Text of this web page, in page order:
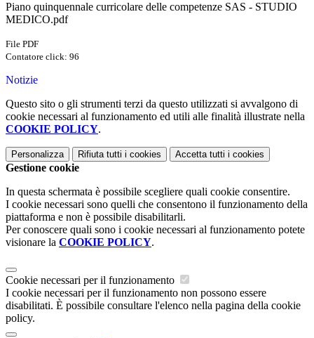
Piano quinquennale curricolare delle competenze SAS - STUDIO
MEDICO.pdf
File PDF
Contatore click: 96
Notizie
Questo sito o gli strumenti terzi da questo utilizzati si avvalgono di
cookie necessari al funzionamento ed utili alle finalità illustrate nella
COOKIE POLICY.
Personalizza Rifiuta tutti i cookies Accetta tutti i cookies
Gestione cookie
In questa schermata è possibile scegliere quali cookie consentire.
I cookie necessari sono quelli che consentono il funzionamento della
piattaforma e non è possibile disabilitarli.
Per conoscere quali sono i cookie necessari al funzionamento potete
visionare la COOKIE POLICY.
Cookie necessari per il funzionamento
I cookie necessari per il funzionamento non possono essere
disabilitati. È possibile consultare l'elenco nella pagina della cookie
policy.